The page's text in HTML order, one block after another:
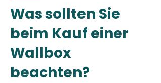
Was sollten Sie
beim Kauf einer
Wallbox
beachten?